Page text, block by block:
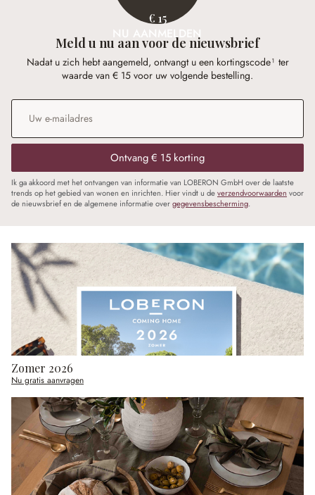
€ 15
NU AANMELDEN
Meld u nu aan voor de nieuwsbrief
Nadat u zich hebt aangemeld, ontvangt u een kortingscode¹ ter
waarde van € 15 voor uw volgende bestelling.
E-mailadres
Ontvang € 15 korting
Ik ga akkoord met het ontvangen van informatie van LOBERON GmbH over de laatste
trends op het gebied van wonen en inrichten. Hier vindt u deverzendvoorwaarden voor
de nieuwsbrief en de algemene informatie overgegevensbescherming.
Zomer 2026
Nu gratis aanvragen